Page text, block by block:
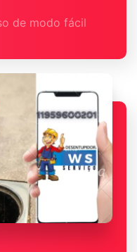
de modo fácil